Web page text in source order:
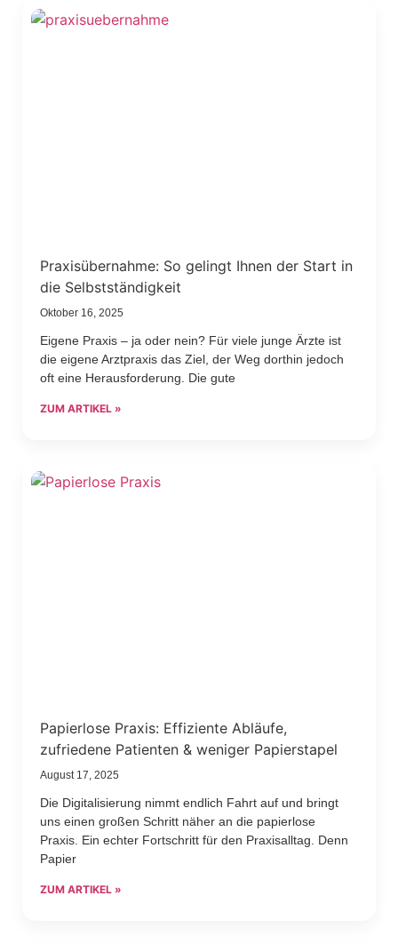
Praxisübernahme: So gelingt Ihnen der Start in
die Selbstständigkeit
Oktober 16, 2025
Eigene Praxis – ja oder nein? Für viele junge Ärzte ist
die eigene Arztpraxis das Ziel, der Weg dorthin jedoch
oft eine Herausforderung. Die gute
ZUM ARTIKEL »
Papierlose Praxis: Effiziente Abläufe,
zufriedene Patienten & weniger Papierstapel
August 17, 2025
Die Digitalisierung nimmt endlich Fahrt auf und bringt
uns einen großen Schritt näher an die papierlose
Praxis. Ein echter Fortschritt für den Praxisalltag. Denn
Papier
ZUM ARTIKEL »